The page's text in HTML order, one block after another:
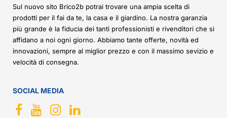
Sul nuovo sito Brico2b potrai trovare una ampia scelta di
prodotti per il fai da te, la casa e il giardino. La nostra garanzia
più grande è la fiducia dei tanti professionisti e rivenditori che si
affidano a noi ogni giorno. Abbiamo tante offerte, novità ed
innovazioni, sempre al miglior prezzo e con il massimo sevizio e
velocità di consegna.
SOCIAL MEDIA